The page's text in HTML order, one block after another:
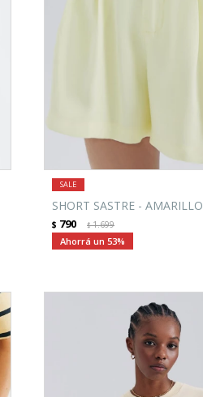
SHORT SASTRE - AMARILLO
$ 790 $1.699
53